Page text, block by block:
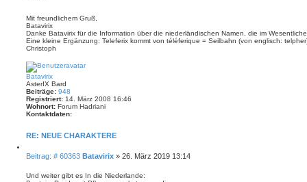
Mit freundlichem Gruß,
Batavirix
Danke Batavirix für die Information über die niederländischen Namen, die im
Eine kleine Ergänzung: Teleferix kommt von téléferique = Seilbahn (von englisch:
Christoph
a
c
h
o
b
e
n
Batavirix
AsterIX Bard
Beiträge: 948
Registriert: 14. März 2008 16:46
Wohnort: Forum Hadriani
Kontaktdaten:
n
k
d
RE: NEUE CHARAKTERE
e
Beitrag: # 60363B
i
Batavirix » 26. März 2019 13:14
Und weiter gibt es In die Niederlande: